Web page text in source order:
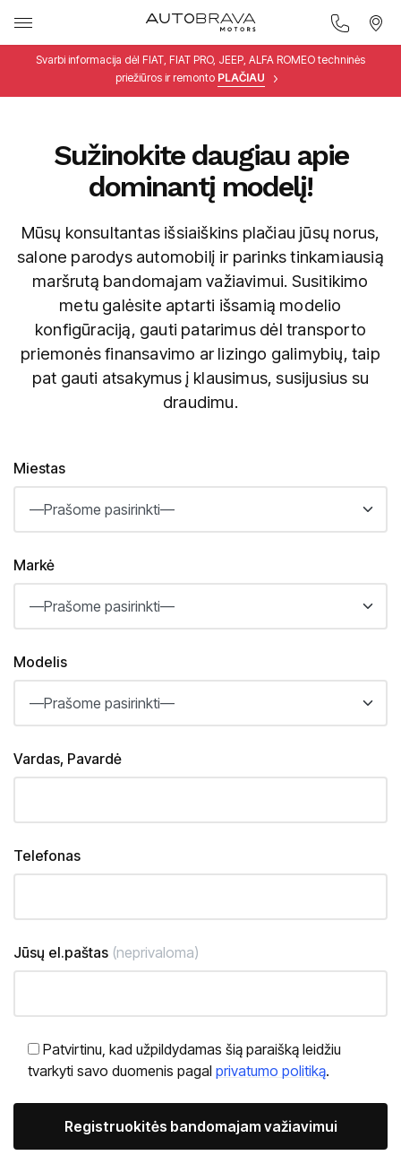
Svarbi informacija dėl FIAT, FIAT PRO, JEEP, ALFA ROMEO techninės
priežiūros ir remonto PLAČIAU
Sužinokite daugiau apie
dominantį modelį!
Mūsų konsultantas išsiaiškins plačiau jūsų norus,
salone parodys automobilį ir parinks tinkamiausią
maršrutą bandomajam važiavimui. Susitikimo
metu galėsite aptarti išsamią modelio
konfigūraciją, gauti patarimus dėl transporto
priemonės finansavimo ar lizingo galimybių, taip
pat gauti atsakymus į klausimus, susijusius su
draudimu.
Miestas
Markė
Modelis
Vardas, Pavardė
Telefonas
Jūsų el.paštas (neprivaloma)
Patvirtinu, kad užpildydamas šią paraišką leidžiu
tvarkyti savo duomenis pagal privatumo politiką.